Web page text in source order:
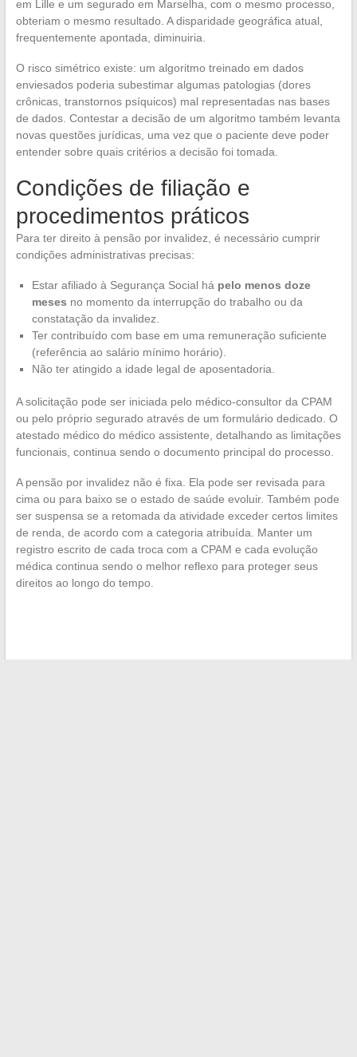
em Lille e um segurado em Marselha, com o mesmo processo,
obteriam o mesmo resultado. A disparidade geográfica atual,
frequentemente apontada, diminuiria.
O risco simétrico existe: um algoritmo treinado em dados
enviesados poderia subestimar algumas patologias (dores
crônicas, transtornos psíquicos) mal representadas nas bases
de dados. Contestar a decisão de um algoritmo também levanta
novas questões jurídicas, uma vez que o paciente deve poder
entender sobre quais critérios a decisão foi tomada.
Condições de filiação e
procedimentos práticos
Para ter direito à pensão por invalidez, é necessário cumprir
condições administrativas precisas:
Estar afiliado à Segurança Social há pelo menos doze
meses no momento da interrupção do trabalho ou da
constatação da invalidez.
Ter contribuído com base em uma remuneração suficiente
(referência ao salário mínimo horário).
Não ter atingido a idade legal de aposentadoria.
A solicitação pode ser iniciada pelo médico-consultor da CPAM
ou pelo próprio segurado através de um formulário dedicado. O
atestado médico do médico assistente, detalhando as limitações
funcionais, continua sendo o documento principal do processo.
A pensão por invalidez não é fixa. Ela pode ser revisada para
cima ou para baixo se o estado de saúde evoluir. Também pode
ser suspensa se a retomada da atividade exceder certos limites
de renda, de acordo com a categoria atribuída. Manter um
registro escrito de cada troca com a CPAM e cada evolução
médica continua sendo o melhor reflexo para proteger seus
direitos ao longo do tempo.